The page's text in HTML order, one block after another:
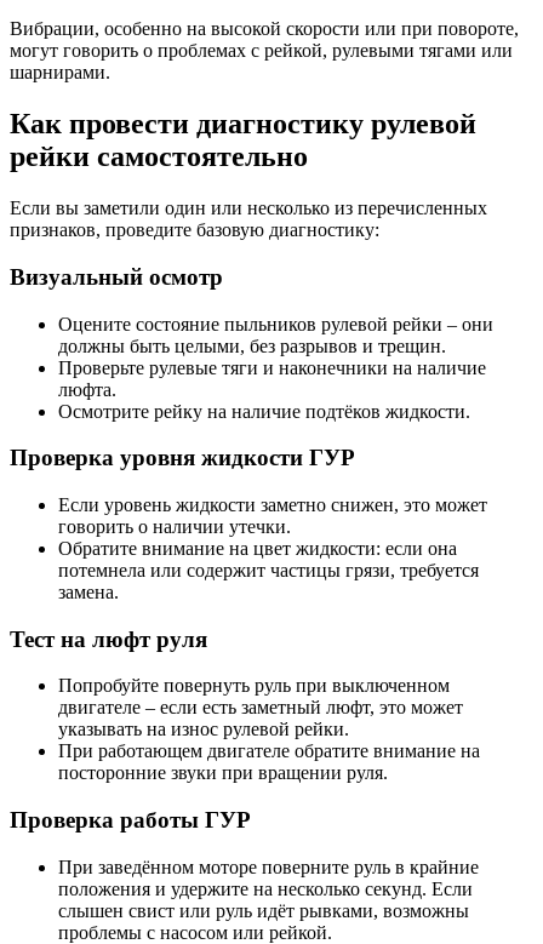
Вибрации, особенно на высокой скорости или при повороте,
могут говорить о проблемах с рейкой, рулевыми тягами или
шарнирами.
Как провести диагностику рулевой
рейки самостоятельно
Если вы заметили один или несколько из перечисленных
признаков, проведите базовую диагностику:
Визуальный осмотр
Оцените состояние пыльников рулевой рейки – они
должны быть целыми, без разрывов и трещин.
Проверьте рулевые тяги и наконечники на наличие
люфта.
Осмотрите рейку на наличие подтёков жидкости.
Проверка уровня жидкости ГУР
Если уровень жидкости заметно снижен, это может
говорить о наличии утечки.
Обратите внимание на цвет жидкости: если она
потемнела или содержит частицы грязи, требуется
замена.
Тест на люфт руля
Попробуйте повернуть руль при выключенном
двигателе – если есть заметный люфт, это может
указывать на износ рулевой рейки.
При работающем двигателе обратите внимание на
посторонние звуки при вращении руля.
Проверка работы ГУР
При заведённом моторе поверните руль в крайние
положения и удержите на несколько секунд. Если
слышен свист или руль идёт рывками, возможны
проблемы с насосом или рейкой.